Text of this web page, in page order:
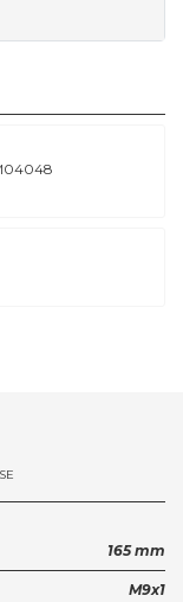
165 mm
M9x1